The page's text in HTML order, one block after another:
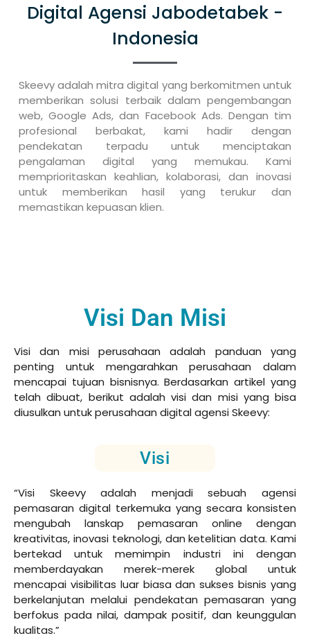
Digital Agensi Jabodetabek -
Indonesia
Skeevy adalah mitra digital yang berkomitmen untuk
memberikan solusi terbaik dalam pengembangan
web, Google Ads, dan Facebook Ads. Dengan tim
profesional berbakat, kami hadir dengan
pendekatan terpadu untuk menciptakan
pengalaman digital yang memukau. Kami
memprioritaskan keahlian, kolaborasi, dan inovasi
untuk memberikan hasil yang terukur dan
memastikan kepuasan klien.
Visi Dan Misi
Visi dan misi perusahaan adalah panduan yang
penting untuk mengarahkan perusahaan dalam
mencapai tujuan bisnisnya. Berdasarkan artikel yang
telah dibuat, berikut adalah visi dan misi yang bisa
diusulkan untuk perusahaan digital agensi Skeevy:
Visi
“Visi Skeevy adalah menjadi sebuah agensi
pemasaran digital terkemuka yang secara konsisten
mengubah lanskap pemasaran online dengan
kreativitas, inovasi teknologi, dan ketelitian data. Kami
bertekad untuk memimpin industri ini dengan
memberdayakan merek-merek global untuk
mencapai visibilitas luar biasa dan sukses bisnis yang
berkelanjutan melalui pendekatan pemasaran yang
berfokus pada nilai, dampak positif, dan keunggulan
kualitas.”